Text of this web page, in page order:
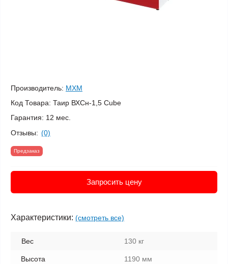
Производитель: МХМ
Код Товара: Таир ВХСн-1,5 Cube
Гарантия: 12 мес.
Отзывы: (0)
Предзаказ
Запросить цену
Характеристики: (смотреть все)
Вес 130 кг
Высота 1190 мм